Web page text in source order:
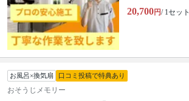
20,700円/ 1セット
お風呂×換気扇 口コミ投稿で特典あり
おそうじメモリー